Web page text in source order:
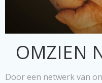
OMZIEN
Door een netwerk van